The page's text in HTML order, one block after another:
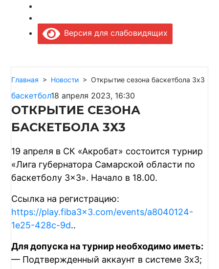
Версия для слабовидящих
Главная > Новости >Открытие сезона баскетбола 3х3
баскетбол18 апреля 2023, 16:30
ОТКРЫТИЕ СЕЗОНА
БАСКЕТБОЛА 3Х3
19 апреля в СК «Акробат» состоится турнир
«Лига губернатора Самарской области по
баскетболу 3×3». Начало в 18.00.
Ссылка на регистрацию:
https://play.fiba3x3.com/events/a8040124-
1e25-428c-9d..
Для допуска на турнир необходимо иметь:
— Подтвержденный аккаунт в системе 3х3;